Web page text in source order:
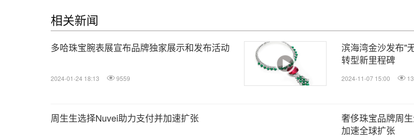
相关新闻
多哈珠宝腕表展宣布品牌独家展示和发布活动
2024-01-24 18:13 9559
滨海湾金沙发布"
转型新里程碑
2024-11-07 15:00
周生生选择Nuvei助力支付并加速扩张
奢侈珠宝品牌周
加速全球扩张